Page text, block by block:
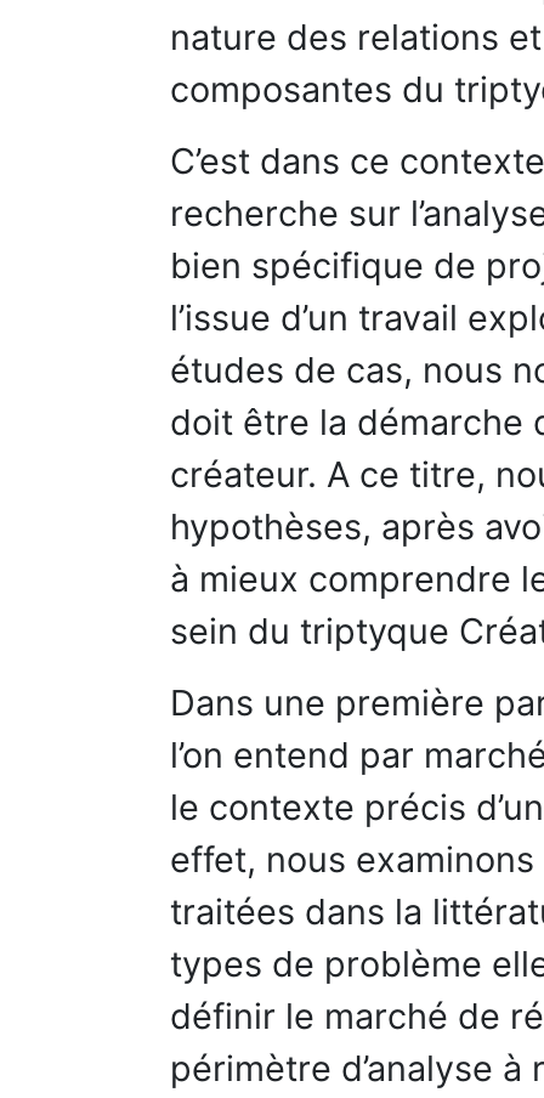
nature des relations
composantes du
C’est dans ce
recherche sur
bien spécifique de
l’issue d’un travail
études de cas, nous
doit être la démarche
créateur. A ce titre,
hypothèses, après
à mieux comprendre
sein du triptyque
Dans une première
l’on entend par
le contexte précis
effet, nous
traitées dans la
types de problème
définir le marché de
périmètre d’analyse